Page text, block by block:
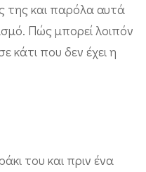
της και παρόλα αυτά
Πώς μπορεί λοιπόν
κάτι που δεν έχει η
του και πριν ένα